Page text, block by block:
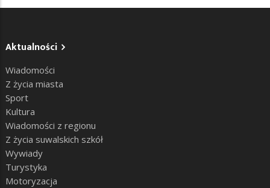
Aktualności
Wiadomości
Z życia miasta
Sport
Kultura
Wiadomości z regionu
Z życia suwalskich szkół
Wywiady
Turystyka
Motoryzacja